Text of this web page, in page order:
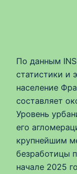
По данным
статистики и
население
составляет
Уровень
его
крупнейшим
безработицы
начале 2025